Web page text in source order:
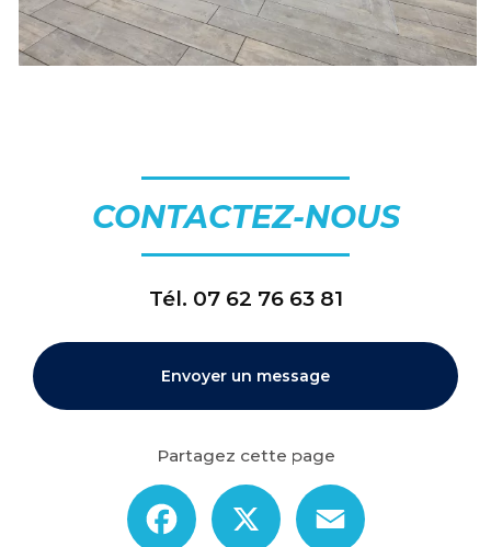
CONTACTEZ-NOUS
Tél. 07 62 76 63 81
Envoyer un message
Partagez cette page
Facebook